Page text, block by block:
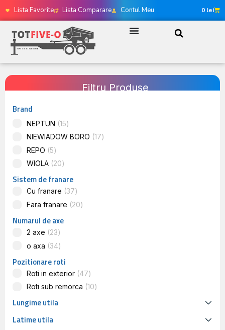
Lista Favorite Lista Comparare Contul Meu 0 lei
Filtru Produse
Brand
NEPTUN 15
NIEWIADOW BORO 17
REPO 5
WIOLA 20
Sistem de franare
Cu franare
37
Fara franare
20
Numarul de axe
2 axe
23
o axa
34
Pozitionare roti
Roti in exterior 47
Roti sub remorca 10
Lungime utila
Latime utila